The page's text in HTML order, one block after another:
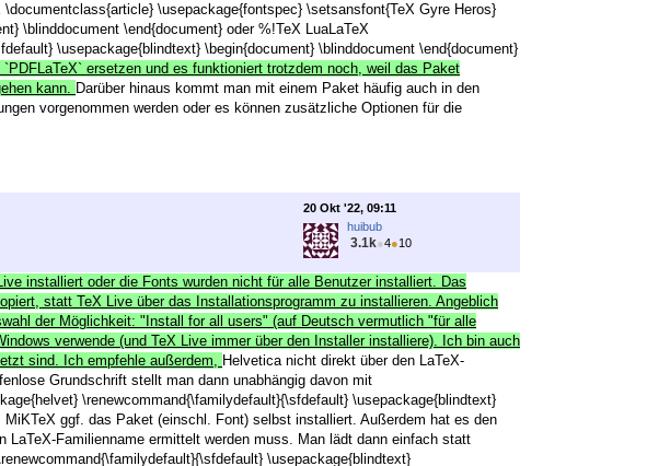
\usepackage{fontspec} \setsansfont{TeX Gyre Heros}
\blinddocument \end{document} oder %!TeX LuaLaTeX
\usepackage{blindtext} \begin{document} \blinddocument \end{document}
ersetzen und es funktioniert trotzdem noch, weil das Paket
kann. Darüber hinaus kommt man mit einem Paket häufig auch in den
vorgenommen werden oder es können zusätzliche Optionen für die
20 Okt '22, 09:11
huibub
3.1k●4●10
installiert oder die Fonts wurden nicht für alle Benutzer installiert. Das
statt TeX Live über das Installationsprogramm zu installieren. Angeblich
der Möglichkeit: "Install for all users" (auf Deutsch vermutlich "für alle
verwende (und TeX Live immer über den Installer installiere). Ich bin auch
sind. Ich empfehle außerdem, Helvetica nicht direkt über den LaTeX-
Grundschrift stellt man dann unabhängig davon mit
\renewcommand{\familydefault}{\sfdefault} \usepackage{blindtext}
ggf. das Paket (einschl. Font) selbst installiert. Außerdem hat es den
Familienname ermittelt werden muss. Man lädt dann einfach statt
\usepackage{blindtext}